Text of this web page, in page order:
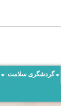
گردشگری سلامت